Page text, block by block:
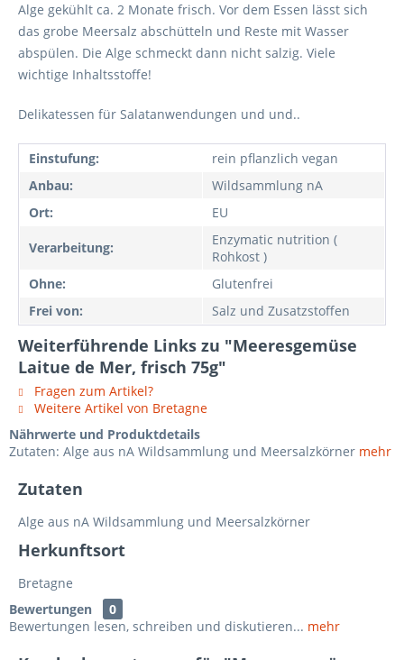
Alge gekühlt ca. 2 Monate frisch. Vor dem Essen lässt sich
das grobe Meersalz abschütteln und Reste mit Wasser
abspülen. Die Alge schmeckt dann nicht salzig. Viele
wichtige Inhaltsstoffe!
Delikatessen für Salatanwendungen und und..
Einstufung:
rein pflanzlich vegan
Anbau:
Wildsammlung nA
Ort:
EU
Verarbeitung:
Enzymatic nutrition (
Rohkost )
Ohne:
Glutenfrei
Frei von:
Salz und Zusatzstoffen
Weiterführende Links zu "Meeresgemüse
Laitue de Mer, frisch 75g"
Fragen zum Artikel?
Weitere Artikel von Bretagne
Nährwerte und Produktdetails
Zutaten: Alge aus nA Wildsammlung und Meersalzkörner mehr
Zutaten
Alge aus nA Wildsammlung und Meersalzkörner
Herkunftsort
Bretagne
Bewertungen
0
Bewertungen lesen, schreiben und diskutieren... mehr